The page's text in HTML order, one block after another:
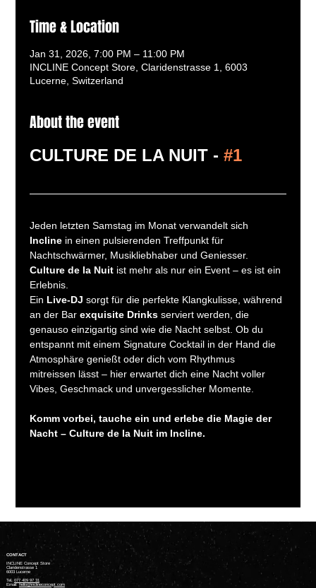
Time & Location
Jan 31, 2026, 7:00 PM – 11:00 PM
INCLINE Concept Store, Claridenstrasse 1, 6003
Lucerne, Switzerland
About the event
CULTURE DE LA NUIT - #1
Jeden letzten Samstag im Monat verwandelt sich
Incline in einen pulsierenden Treffpunkt für
Nachtschwärmer, Musikliebhaber und Geniesser.
Culture de la Nuit ist mehr als nur ein Event – es ist ein
Erlebnis.
Ein Live-DJ sorgt für die perfekte Klangkulisse, während
an der Bar exquisite Drinks serviert werden, die
genauso einzigartig sind wie die Nacht selbst. Ob du
entspannt mit einem Signature Cocktail in der Hand die
Atmosphäre genießt oder dich vom Rhythmus
mitreissen lässt – hier erwartet dich eine Nacht voller
Vibes, Geschmack und unvergesslicher Momente.
Komm vorbei, tauche ein und erlebe die Magie der
Nacht – Culture de la Nuit im Incline.
CONTACT
INCLINE Concept Store
Claridenstrasse 1
6003 Lucerne
Tel. 077 409 97 31
Email:
hello@inclineconcept.com